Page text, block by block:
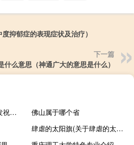
抑郁症的表现症状及治疗）
下一篇
什么意思（神通广大的意思是什么）
微信群发助手（微信群发祝福）
佛山属于哪个省
肆虐的太阳旗(关于肆虐的太阳旗简述)